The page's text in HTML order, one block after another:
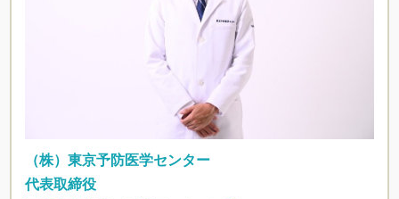
（株）東京予防医学センター
代表取締役